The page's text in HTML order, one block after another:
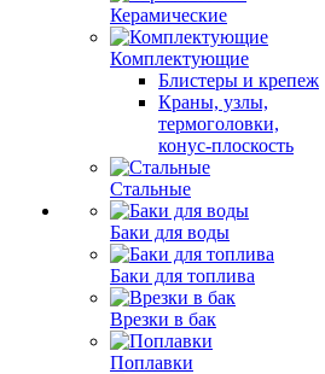
Керамические
Комплектующие
Блистеры и крепеж
Краны, узлы,
термоголовки,
конус-плоскость
Стальные
Баки для воды
Баки для топлива
Врезки в бак
Поплавки